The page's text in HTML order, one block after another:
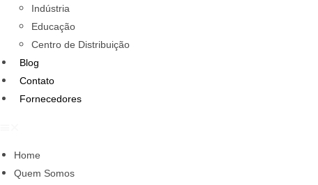
Indústria
Educação
Centro de Distribuição
Blog
Contato
Fornecedores
Home
Quem Somos